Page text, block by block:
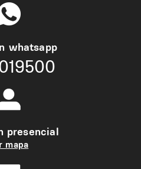
whatsapp
presencial
mapa